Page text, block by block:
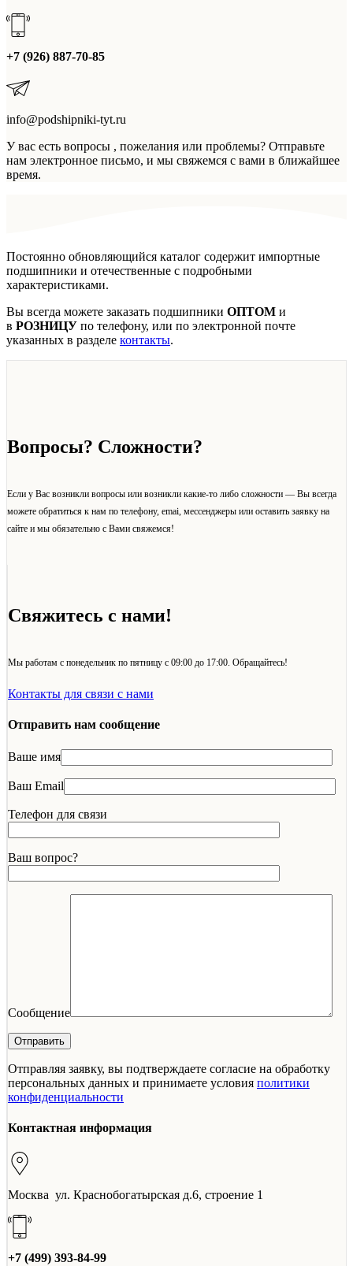
+7 (926) 887-70-85
info@podshipniki-tyt.ru
У вас есть вопросы , пожелания или проблемы? Отправьте
нам электронное письмо, и мы свяжемся с вами в ближайшее
время.
Постоянно обновляющийся каталог содержит импортные
подшипники и отечественные с подробными
характеристиками.
Вы всегда можете заказать подшипники ОПТОМ и
в РОЗНИЦУ по телефону, или по электронной почте
указанных в разделе контакты.
Вопросы? Сложности?
Если у Вас возникли вопросы или возникли какие-то либо сложности — Вы всегда
можете обратиться к нам по телефону, emai, мессенджеры или оставить заявку на
сайте и мы обязательно с Вами свяжемся!
Свяжитесь с нами!
Мы работам с понедельник по пятницу с 09:00 до 17:00. Обращайтесь!
Контакты для связи с нами
Отправить нам сообщение
Ваше имя
Ваш Email
Телефон для связи
Ваш вопрос?
Сообщение
Отправляя заявку, вы подтверждаете согласие на обработку
персональных данных и принимаете условия политики
конфиденциальности
Контактная информация
Москва ул. Краснобогатырская д.6, строение 1
+7 (499) 393-84-99